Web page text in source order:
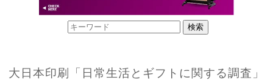
大日本印刷「日常生活とギフトに関する調査」